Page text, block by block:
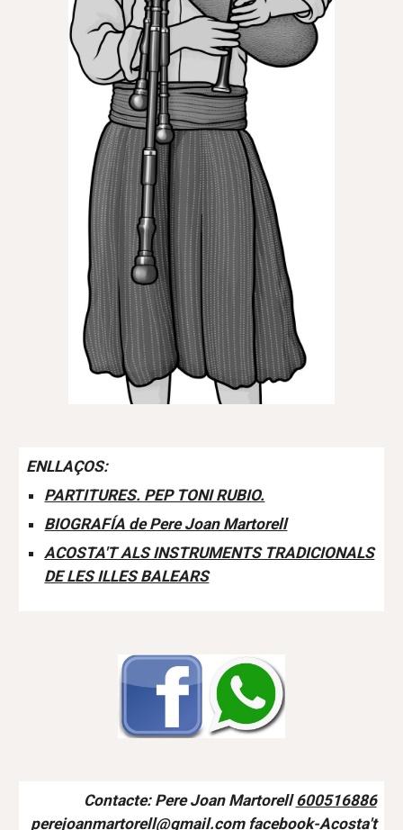
ENLLAÇOS:
PARTITURES. PEP TONI RUBIO.
BIOGRAFÍA de Pere Joan Martorell
ACOSTA'T ALS INSTRUMENTS TRADICIONALS
DE LES ILLES BALEARS
Contacte: Pere Joan Martorell600516886
perejoanmartorell@gmail.com facebook-Acosta't